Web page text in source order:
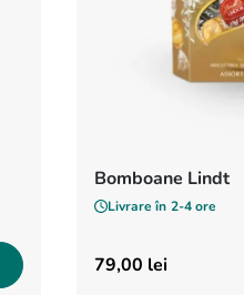
Bomboane Lindt
Livrare în 2-4 ore
79,00 lei